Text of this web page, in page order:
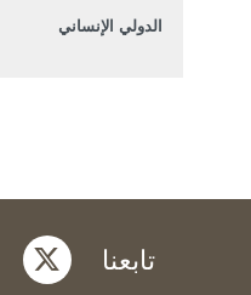
الدولي الإنساني
تابعنا twitter